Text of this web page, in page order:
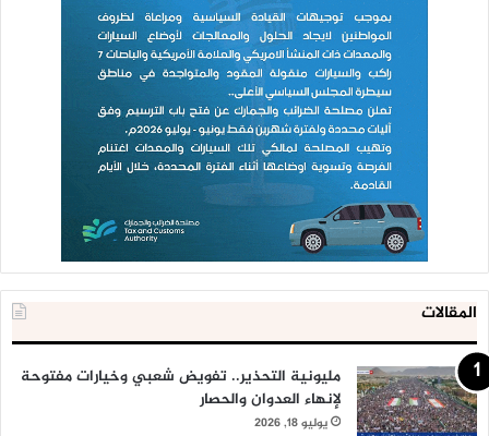
المقالات
مليونية التحذير.. تفويض شعبي وخيارات مفتوحة
لإنهاء العدوان والحصار
يوليو 18, 2026